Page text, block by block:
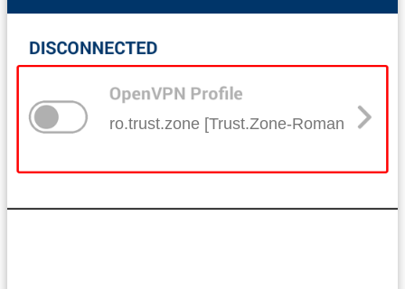
ro.trust.zone [Trust.Zone-Romania]